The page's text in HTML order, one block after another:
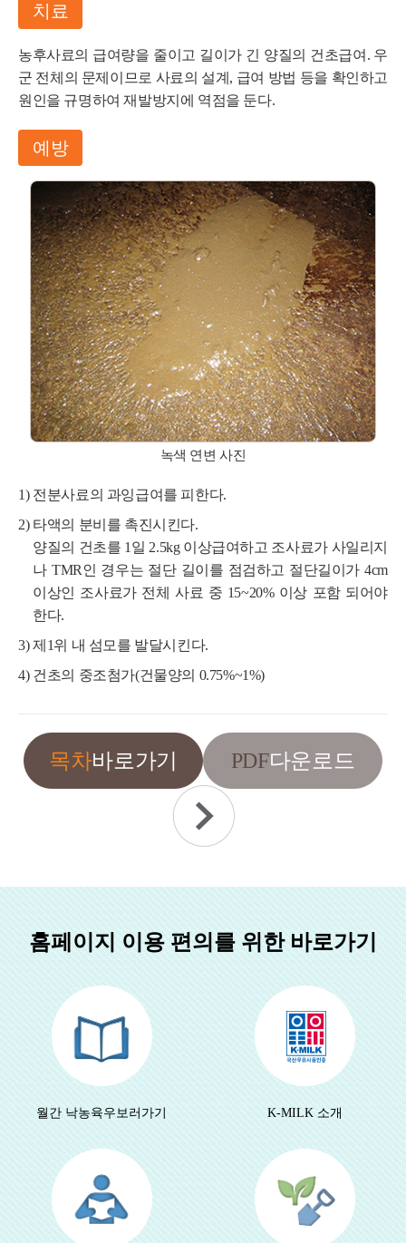
치료
농후사료의 급여량을 줄이고 길이가 긴 양질의 건초급여. 우
군 전체의 문제이므로 사료의 설계, 급여 방법 등을 확인하고
원인을 규명하여 재발방지에 역점을 둔다.
예방
녹색 연변 사진
전분사료의 과잉급여를 피한다.
타액의 분비를 촉진시킨다.
양질의 건초를 1일 2.5kg 이상급여하고 조사료가 사일리지
나 TMR인 경우는 절단 길이를 점검하고 절단길이가 4cm
이상인 조사료가 전체 사료 중 15~20% 이상 포함 되어야
한다.
제1위 내 섬모를 발달시킨다.
건초의 중조첨가(건물양의 0.75%~1%)
목차바로가기 PDF다운로드
홈페이지 이용 편의를 위한 바로가기
월간 낙농육우보러가기 K-MILK 소개